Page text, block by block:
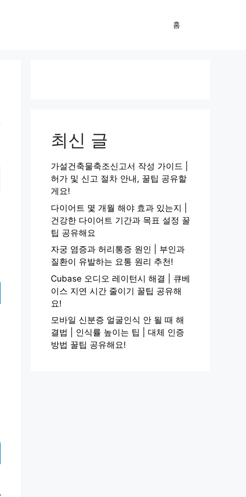
홈
최신 글
가설건축물축조신고서 작성 가이드 |
허가 및 신고 절차 안내, 꿀팁 공유할
게요!
다이어트 몇 개월 해야 효과 있는지 |
건강한 다이어트 기간과 목표 설정 꿀
팁 공유해요
자궁 염증과 허리통증 원인 | 부인과
질환이 유발하는 요통 원리 추천!
Cubase 오디오 레이턴시 해결 | 큐베
이스 지연 시간 줄이기 꿀팁 공유해
요!
모바일 신분증 얼굴인식 안 될 때 해
결법 | 인식률 높이는 팁 | 대체 인증
방법 꿀팁 공유해요!